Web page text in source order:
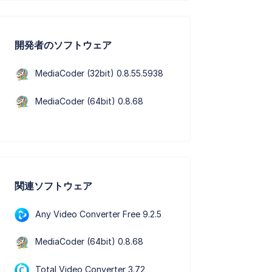
開発者のソフトウェア
MediaCoder (32bit) 0.8.55.5938
MediaCoder (64bit) 0.8.68
関連ソフトウェア
Any Video Converter Free 9.2.5
MediaCoder (64bit) 0.8.68
Total Video Converter 3.72